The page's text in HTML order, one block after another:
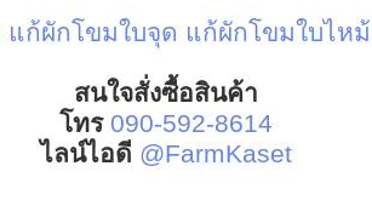
แก้ผักโขมใบจุด แก้ผักโขมใบไหม้
สนใจสั่งซื้อสินค้า
โทร 090-592-8614
ไลน์ไอดี @FarmKaset